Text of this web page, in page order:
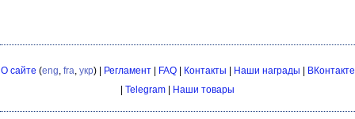
О сайте (eng fra укр) | Регламент| FAQ| Контакты | Наши награды | ВКонтакте
| Telegram | Наши товары